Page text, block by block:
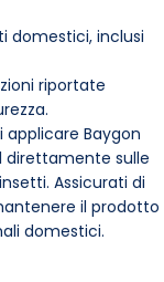
domestici, inclusi
riportate
applicare Baygon
direttamente sulle
Assicurati di
il prodotto
domestici.